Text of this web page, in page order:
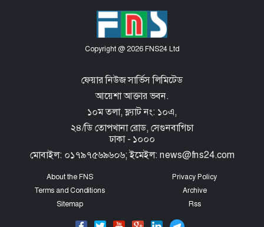
Copyright @ 2026 FNS24 Ltd
ফেয়ার নিউজ সার্ভিস লিমিটেড
আয়েশা আক্তার ভবন.
১০ম তলা, ফ্ল্যাট নং: ১০এ,
২৪/ডি তোপখানা রোড, সেগুনবাগিচা
ঢাকা - ১০০০
মোবাইল: ০১৭৯৭৫৬৯৬০৬; ইমেইল: news@fns24.com
About the FNS
Privacy Policy
Terms and Conditions
Archive
Sitemap
Rss